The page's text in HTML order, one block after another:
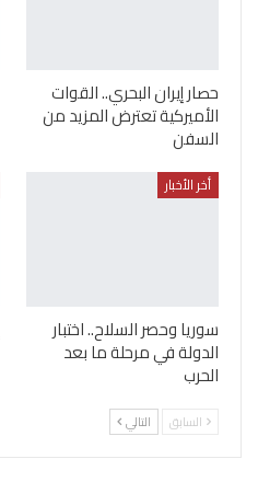
حصار إيران البحري.. القوات
الأميركية تعترض المزيد من
السفن
أخر الأخبار
سوريا وحصر السلاح.. اختبار
الدولة في مرحلة ما بعد
الحرب
السابق التالي